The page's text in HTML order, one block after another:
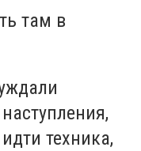
там в
техника,